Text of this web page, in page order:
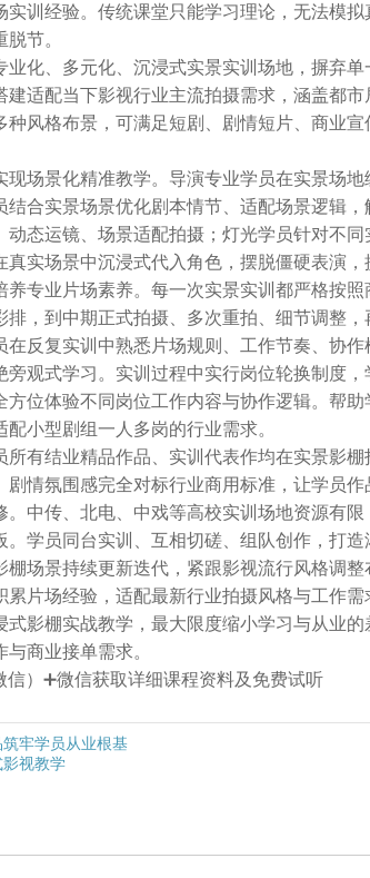
训经验。传统课堂只能学习理论，无法模
节。
化、多元化、沉浸式实景实训场地，摒弃
适配当下影视行业主流拍摄需求，涵盖都
风格布景，可满足短剧、剧情短片、商业
场景化精准教学。导演专业学员在实景场地
合实景场景优化剧本情节、适配场景逻辑
态运镜、场景适配拍摄；灯光学员针对不
实场景中沉浸式代入角色，摆脱僵硬表演，
专业片场素养。每一次实景实训都严格按
，到中期正式拍摄、多次重拍、细节调整
反复实训中熟悉片场规则、工作节奏、协作
观式学习。实训过程中实行岗位轮换制度，
位体验不同岗位工作内容与协作逻辑。帮
小型剧组一人多岗的行业需求。
有结业精品作品、实训代表作均在实景影
情氛围感完全对标行业商用标准，让学员作
中传、北电、中戏等高校实训场地资源有
学员同台实训、互相切磋、组队创作，打造
场景持续更新迭代，紧跟影视流行风格调
片场经验，适配最新行业拍摄风格与工作需
影棚实战教学，最大限度缩小学习与从业的
商业接单需求。
）➕微信获取详细课程资料及免费试听
牢学员从业根基
视教学